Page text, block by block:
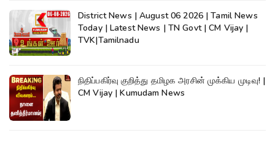
District News | August 06 2026 | Tamil News
Today | Latest News | TN Govt | CM Vijay |
TVK|Tamilnadu
நிதிப்பகிர்வு குறித்து தமிழக அரசின் முக்கிய முடிவு! |
CM Vijay | Kumudam News